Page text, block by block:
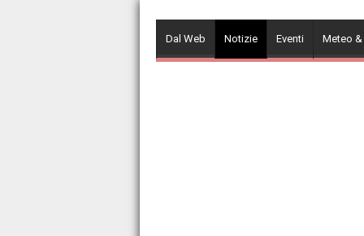
contentDal Web Notizie Eventi Meteo